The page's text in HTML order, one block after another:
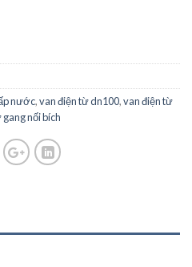
nước,van điện từ dn100,van điện từ
nối bích